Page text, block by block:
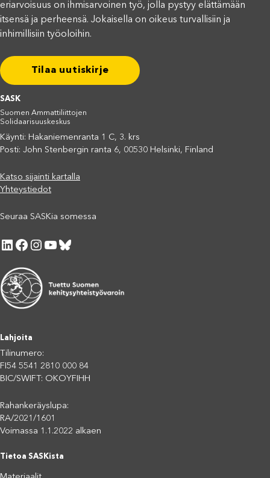
eriarvoisuus on ihmisarvoinen työ, jolla pystyy elättämään
itsensä ja perheensä. Jokaisella on oikeus turvallisiin ja
inhimillisiin työoloihin.
Tilaa uutiskirje
SASK
Suomen Ammattiliittojen
Solidaarisuuskeskus
Käynti: Hakaniemenranta 1 C, 3. krs
Posti: John Stenbergin ranta 6, 00530 Helsinki, Finland
Katso sijainti kartalla
Yhteystiedot
Seuraa SASKia somessa
LinkedIn Facebook Instagram YouTube Bluesky
Lahjoita
Tilinumero:
FI54 5541 2810 000 84
BIC/SWIFT: OKOYFIHH
Rahankeräyslupa:
RA/2021/1601
Voimassa 1.1.2022 alkaen
Tietoa SASKista